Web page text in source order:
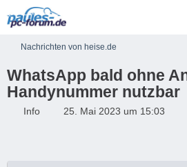
Nachrichten von heise.de
WhatsApp bald ohne
Handynummer nutzbar
Info 25. Mai 2023 um 15:03